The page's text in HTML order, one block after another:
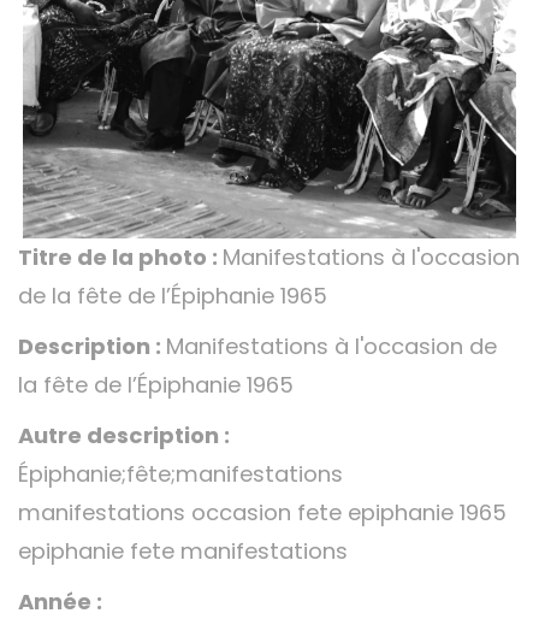
Titre de la photo : Manifestations à l'occasion
de la fête de l’Épiphanie 1965
Description : Manifestations à l'occasion de
la fête de l’Épiphanie 1965
Autre description :
Épiphanie;fête;manifestations
manifestations occasion fete epiphanie 1965
epiphanie fete manifestations
Année :